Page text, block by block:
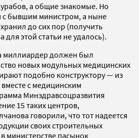
а общие знакомые. Но
с бывшим министром, а ныне
до сих пор (получить
этой статьи не удалось).
миллиардер должен был
новых модульных медицинских
подобно конструктору — из
с медицинским
Минздравсоцразвития
15 таких центров,
говорили, что тот надеется
своих строительных
министерстве пасынок